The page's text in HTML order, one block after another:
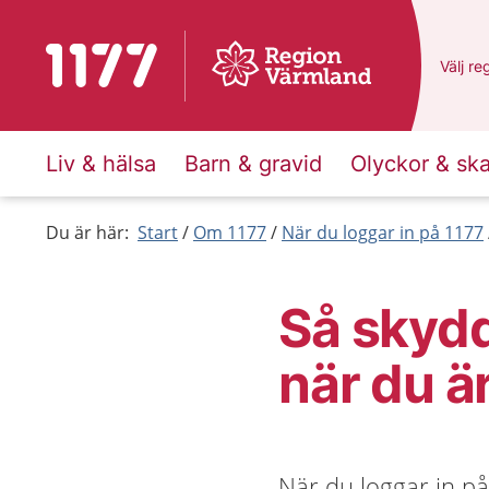
Till startsidan för 1177 Du
Välj
Liv & hälsa Barn & gravid Olyckor &
Du är här: Start Om 1177 När du loggar in på 1177
Så
när du